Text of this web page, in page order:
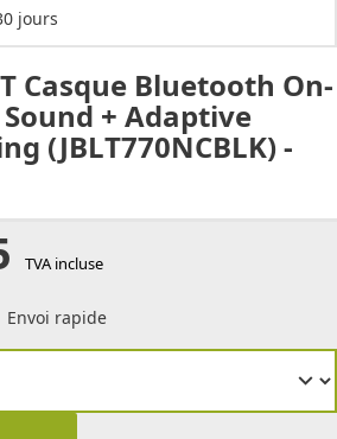
jours
Casque Bluetooth On-
+ Adaptive
(JBLT770NCBLK) -
TVA incluse
Envoi rapide